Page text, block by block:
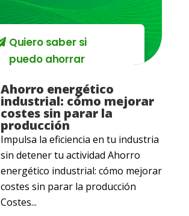
Quiero saber si
puedo ahorrar
Ahorro energético
industrial: cómo mejorar
costes sin parar la
producción
Impulsa la eficiencia en tu industria
sin detener tu actividad Ahorro
energético industrial: cómo mejorar
costes sin parar la producción
Costes...